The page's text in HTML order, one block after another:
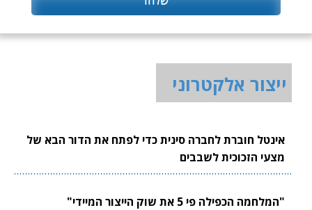
ייצור אלקטרוני
אינטל חוברת לחברה סינית כדי לפתח את הדור הבא של
מצעי הזכוכית לשבבים
"המלחמה הכפילה פי 5 את שוק הייצור המיידי"